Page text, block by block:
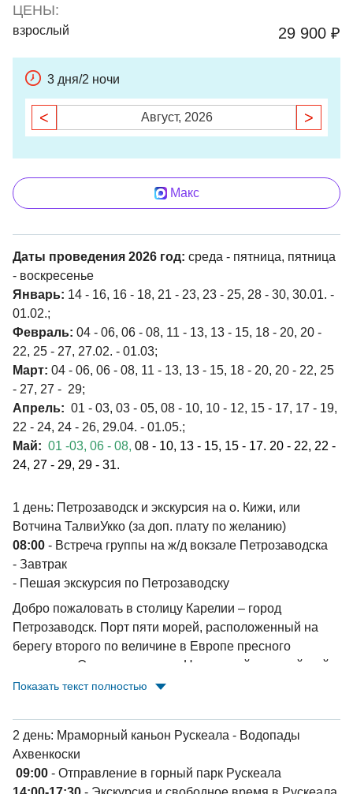
ЦЕНЫ:
взрослый 29 900 ₽
3 дня/2 ночи
< Август, 2026 >
Макс
Даты проведения 2026 год: среда - пятница, пятница
- воскресенье
Январь: 14 - 16, 16 - 18, 21 - 23, 23 - 25, 28 - 30, 30.01. -
01.02.;
Февраль: 04 - 06, 06 - 08, 11 - 13, 13 - 15, 18 - 20, 20 -
22, 25 - 27, 27.02. - 01.03;
Март: 04 - 06, 06 - 08, 11 - 13, 13 - 15, 18 - 20, 20 - 22, 25
- 27, 27 - 29;
Апрель: 01 - 03, 03 - 05, 08 - 10, 10 - 12, 15 - 17, 17 - 19,
22 - 24, 24 - 26, 29.04. - 01.05.;
Май: 01 -03, 06 - 08, 08 - 10, 13 - 15, 15 - 17. 20 - 22, 22 -
24, 27 - 29, 29 - 31.
1 день: Петрозаводск и экскурсия на о. Кижи, или
Вотчина ТалвиУкко (за доп. плату по желанию)
08:00 - Встреча группы на ж/д вокзале Петрозаводска
- Завтрак
- Пешая экскурсия по Петрозаводску
Добро пожаловать в столицу Карелии – город
Петрозаводск. Порт пяти морей, расположенный на
берегу второго по величине в Европе пресного
водоема – Онежского озера. Настоящий европейский
город, с национальным карело-финским колоритом,
своей уникальной историей. Заложен в 1703 году
Петром I, как город основан Екатериной II в 1777 году.
Здесь отливались пушки для российской армии, здесь
делали чугунные украшения Петербурга, здесь строили
Показать текст полностью
2 день: Мраморный каньон Рускеала - Водопады
Ахвенкоски
09:00 - Отправление в горный парк Рускеала